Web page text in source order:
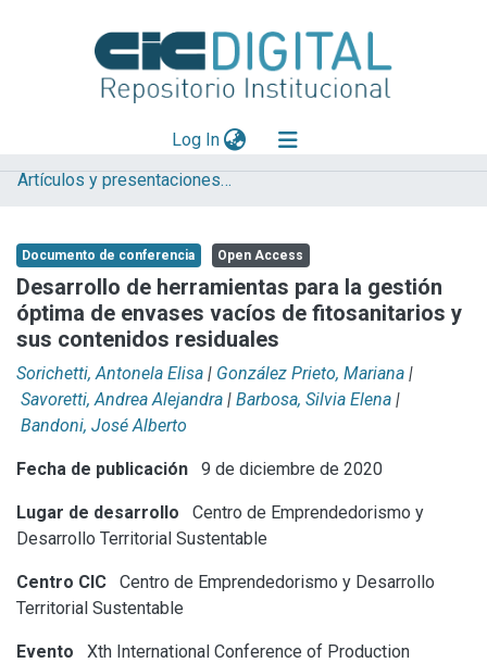
Log In(current)
Explorar
Aportar material
Statistics
Artículos y presentaciones en Congresos
Documento de conferencia Open Access
Desarrollo de herramientas para la gestión
óptima de envases vacíos de fitosanitarios y
sus contenidos residuales
Sorichetti, Antonela Elisa | González Prieto, Mariana |
Savoretti, Andrea Alejandra | Barbosa, Silvia Elena |
Bandoni, José Alberto
Fecha de publicación 9 de diciembre de 2020
Lugar de desarrollo
Centro de Emprendedorismo y
Desarrollo Territorial Sustentable
Centro CIC
Centro de Emprendedorismo y Desarrollo
Territorial Sustentable
Evento
Xth International Conference of Production